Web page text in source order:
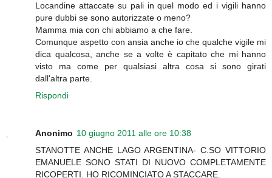
Locandine attaccate su pali in quel modo ed i vigili hanno
pure dubbi se sono autorizzate o meno?
Mamma mia con chi abbiamo a che fare.
Comunque aspetto con ansia anche io che qualche vigile mi
dica qualcosa, anche se a volte è capitato che mi hanno
visto ma come per qualsiasi altra cosa si sono girati
dall'altra parte.
Rispondi
Anonimo 10 giugno 2011 alle ore 10:38
STANOTTE ANCHE LAGO ARGENTINA- C.SO VITTORIO
EMANUELE SONO STATI DI NUOVO COMPLETAMENTE
RICOPERTI. HO RICOMINCIATO A STACCARE.